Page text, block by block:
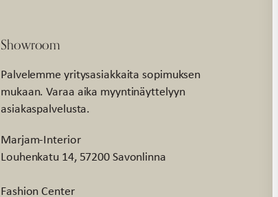
Showroom
Palvelemme yritysasiakkaita sopimuksen
mukaan. Varaa aika myyntinäyttelyyn
asiakaspalvelusta.
Marjam-Interior
Louhenkatu 14, 57200 Savonlinna
Fashion Center